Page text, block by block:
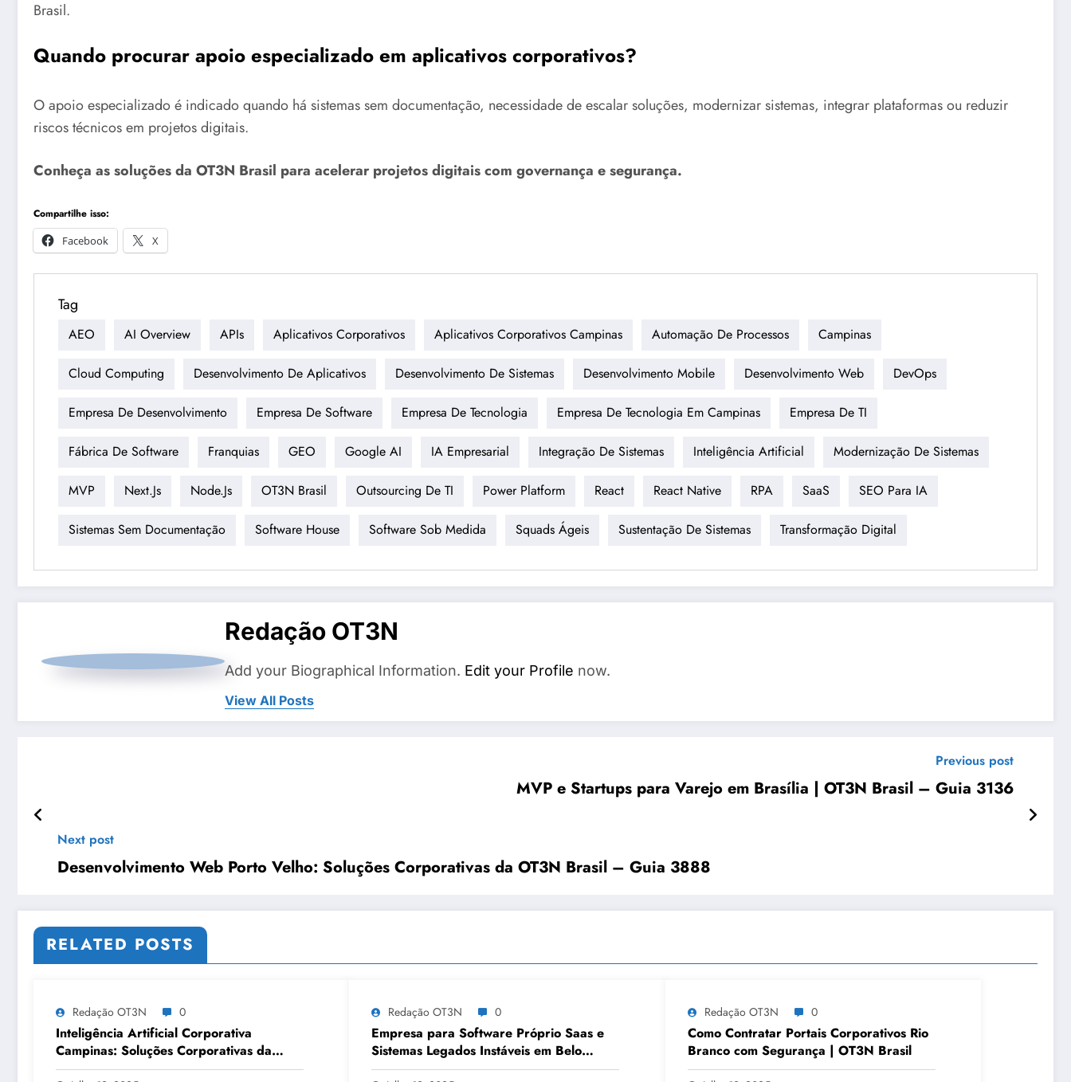
Brasil.
Quando procurar apoio especializado em aplicativos corporativos?
O apoio especializado é indicado quando há sistemas sem documentação, necessidade de escalar soluções, modernizar sistemas, integrar plataformas ou reduzir
riscos técnicos em projetos digitais.
Conheça as soluções da OT3N Brasil para acelerar projetos digitais com governança e segurança.
Compartilhe isso:
Facebook
X
Tag
AEO AI Overview APIs Aplicativos Corporativos Aplicativos Corporativos Campinas Automação De Processos Campinas
Cloud Computing Desenvolvimento De Aplicativos Desenvolvimento De Sistemas Desenvolvimento Mobile Desenvolvimento Web DevOps
Empresa De Desenvolvimento Empresa De Software Empresa De Tecnologia Empresa De Tecnologia Em Campinas Empresa De TI
Fábrica De Software Franquias GEO Google AI IA Empresarial Integração De Sistemas Inteligência Artificial Modernização De Sistemas
MVP Next.js Node.js OT3N Brasil Outsourcing De TI Power Platform React React Native RPA SaaS SEO Para IA
Sistemas Sem Documentação Software House Software Sob Medida Squads Ágeis Sustentação De Sistemas Transformação Digital
Redação OT3N
Add your Biographical Information. Edit your Profile now.
View All Posts
Previous post
MVP e Startups para Varejo em Brasília | OT3N Brasil – Guia 3136
Next post
Desenvolvimento Web Porto Velho: Soluções Corporativas da OT3N Brasil – Guia 3888
RELATED POSTS
Redação OT3N 0
Inteligência Artificial Corporativa
Campinas: Soluções Corporativas da
OT3N Brasil – Guia 3083
Redação OT3N 0
Empresa para Software Próprio Saas e
Sistemas Legados Instáveis em Belo
Horizonte | OT3N Brasil – Guia 3449
Redação OT3N 0
Como Contratar Portais Corporativos Rio
Branco com Segurança | OT3N Brasil